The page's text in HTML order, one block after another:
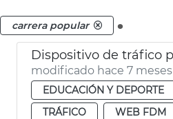
carrera popular .
modificado hace 7 meses
EDUCACIÓN Y DEPORTE
TRÁFICO
WEB FDM